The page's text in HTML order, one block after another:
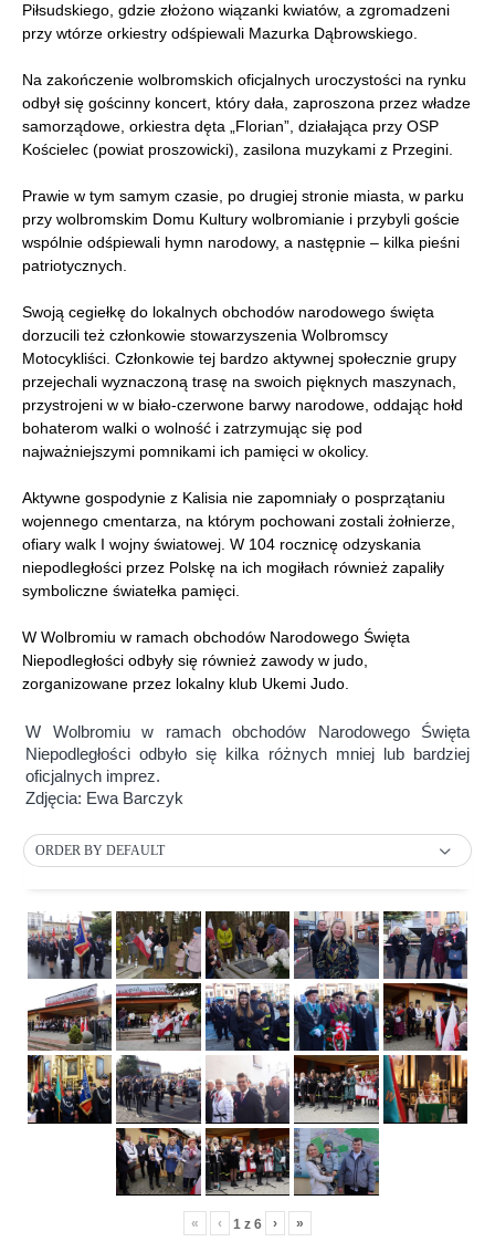
Piłsudskiego, gdzie złożono wiązanki kwiatów, a zgromadzeni
przy wtórze orkiestry odśpiewali Mazurka Dąbrowskiego.
Na zakończenie wolbromskich oficjalnych uroczystości na rynku
odbył się gościnny koncert, który dała, zaproszona przez władze
samorządowe, orkiestra dęta „Florian”, działająca przy OSP
Kościelec (powiat proszowicki), zasilona muzykami z Przegini.
Prawie w tym samym czasie, po drugiej stronie miasta, w parku
przy wolbromskim Domu Kultury wolbromianie i przybyli goście
wspólnie odśpiewali hymn narodowy, a następnie – kilka pieśni
patriotycznych.
Swoją cegiełkę do lokalnych obchodów narodowego święta
dorzucili też członkowie stowarzyszenia Wolbromscy
Motocykliści. Członkowie tej bardzo aktywnej społecznie grupy
przejechali wyznaczoną trasę na swoich pięknych maszynach,
przystrojeni w w biało-czerwone barwy narodowe, oddając hołd
bohaterom walki o wolność i zatrzymując się pod
najważniejszymi pomnikami ich pamięci w okolicy.
Aktywne gospodynie z Kalisia nie zapomniały o posprzątaniu
wojennego cmentarza, na którym pochowani zostali żołnierze,
ofiary walk I wojny światowej. W 104 rocznicę odzyskania
niepodległości przez Polskę na ich mogiłach również zapaliły
symboliczne światełka pamięci.
W Wolbromiu w ramach obchodów Narodowego Święta
Niepodległości odbyły się również zawody w judo,
zorganizowane przez lokalny klub Ukemi Judo.
W Wolbromiu w ramach obchodów Narodowego Święta
Niepodległości odbyło się kilka różnych mniej lub bardziej
oficjalnych imprez.
Zdjęcia: Ewa Barczyk
ORDER BY DEFAULT
« ‹ 1 z 6 › »